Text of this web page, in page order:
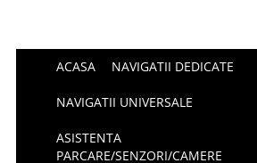
ACASA NAVIGATII DEDICATE
NAVIGATII UNIVERSALE
ASISTENTA
PARCARE/SENZORI/CAMERE